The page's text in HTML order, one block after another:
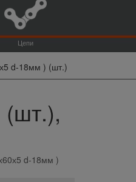
Цепи
d-18мм ) (шт.)
(шт.),
d-18мм )